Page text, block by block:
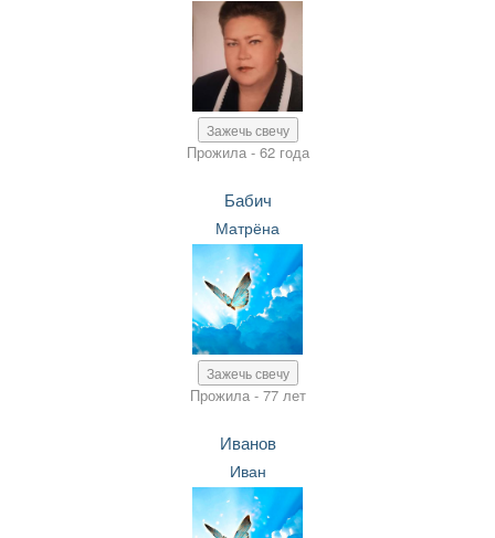
Зажечь свечу
Прожила - 62 года
Бабич
Матрёна
Зажечь свечу
Прожила - 77 лет
Иванов
Иван